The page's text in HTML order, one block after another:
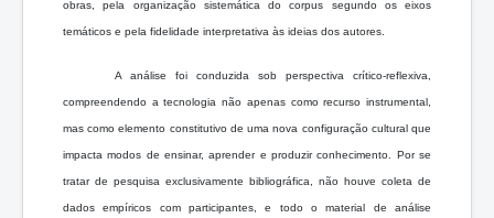
obras, pela organização sistemática do corpus segundo os eixos
temáticos e pela fidelidade interpretativa às ideias dos autores.
A análise foi conduzida sob perspectiva crítico-reflexiva,
compreendendo a tecnologia não apenas como recurso instrumental,
mas como elemento constitutivo de uma nova configuração cultural que
impacta modos de ensinar, aprender e produzir conhecimento. Por se
tratar de pesquisa exclusivamente bibliográfica, não houve coleta de
dados empíricos com participantes, e todo o material de análise